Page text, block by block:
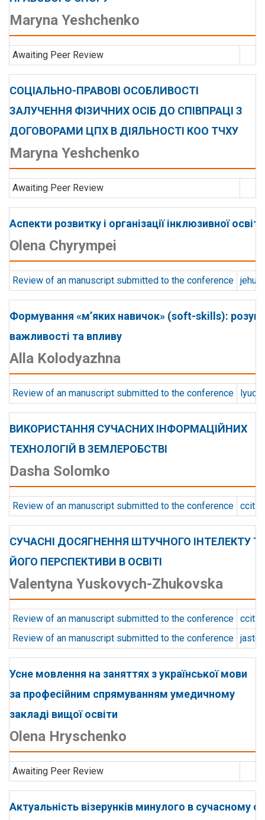
Maryna Yeshchenko
Awaiting Peer Review
СОЦІАЛЬНО-ПРАВОВІ ОСОБЛИВОСТІ
ЗАЛУЧЕННЯ ФІЗИЧНИХ ОСІБ ДО СПІВПРАЦІ З
ДОГОВОРАМИ ЦПХ В ДІЯЛЬНОСТІ КОО ТЧХУ
Maryna Yeshchenko
Awaiting Peer Review
Аспекти розвитку і організації інклюзивної освіти
Olena Chyrympei
Review of an manuscript submitted to the conference
Формування «м’яких навичок» (soft-skills):
важливості та впливу
Alla Kolodyazhna
Review of an manuscript submitted to the conference
ВИКОРИСТАННЯ СУЧАСНИХ ІНФОРМАЦІЙНИХ
ТЕХНОЛОГIЙ В ЗЕМЛЕРОБСТВІ
Dasha Solomko
Review of an manuscript submitted to the conference ccit
СУЧАСНІ ДОСЯГНЕННЯ ШТУЧНОГО ІНТЕЛЕКТУ
ЙОГО ПЕРСПЕКТИВИ В ОСВІТІ
Valentyna Yuskovych-Zhukovska
Review of an manuscript submitted to the conference ccit
Review of an manuscript submitted to the conference
Усне мовлення на заняттях з української мови
за професійним спрямуванням умедичному
закладі вищої освіти
Olena Hryschenko
Awaiting Peer Review
Актуальність візерунків минулого в сучасному